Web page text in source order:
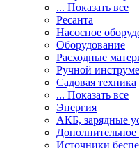
... Показать все
Ресанта
Насосное
Оборудование
Расходные
Ручной
Садовая техника
... Показать все
Энергия
АКБ, зарядные
Источники